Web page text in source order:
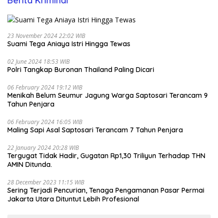
23 November 2024 22:02 WIB
Suami Tega Aniaya Istri Hingga Tewas
02 June 2024 18:53 WIB
Polri Tangkap Buronan Thailand Paling Dicari
06 February 2024 19:12 WIB
Menikah Belum Seumur Jagung Warga Saptosari Terancam 9
Tahun Penjara
06 February 2024 16:05 WIB
Maling Sapi Asal Saptosari Terancam 7 Tahun Penjara
22 January 2024 20:28 WIB
Tergugat Tidak Hadir, Gugatan Rp1,30 Triliyun Terhadap THN
AMIN Ditunda.
28 December 2023 11:15 WIB
Sering Terjadi Pencurian, Tenaga Pengamanan Pasar Permai
Jakarta Utara Dituntut Lebih Profesional